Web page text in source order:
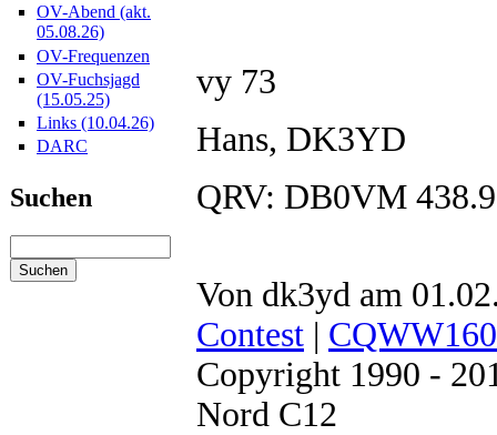
OV-Abend (akt.
05.08.26)
OV-Frequenzen
OV-Fuchsjagd
(15.05.25)
Links (10.04.26)
DARC
Suchen
vy 73
Hans, DK3YD
QRV: DB0VM
Von dk3yd am
Contest |
Copyright 1990 -
Nord C12